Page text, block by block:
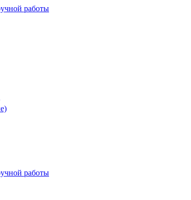
работы
работы